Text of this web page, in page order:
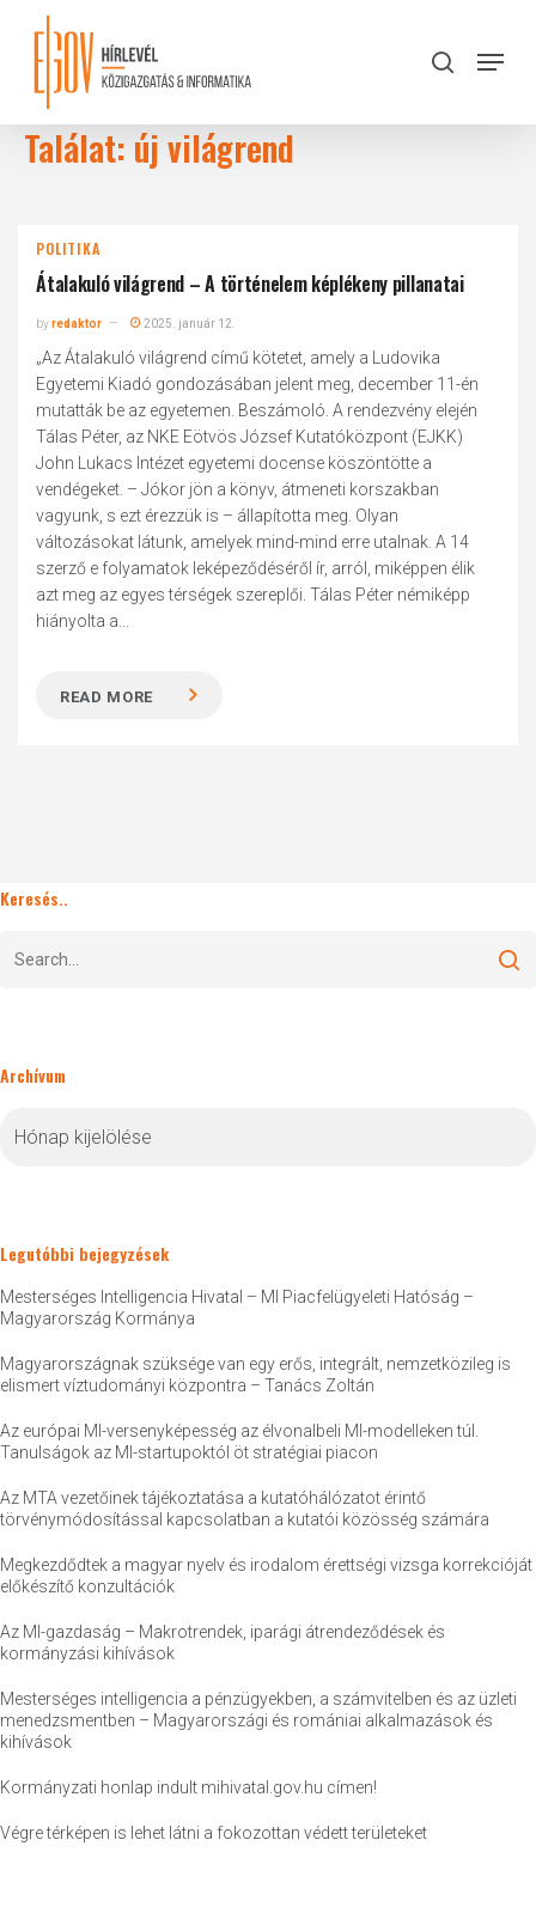
content
search
Menu
Találat: új világrend
POLITIKA
Átalakuló világrend – A történelem képlékeny pillanatai
byredaktor 2025. január 12.
„Az Átalakuló világrend című kötetet, amely a Ludovika
Egyetemi Kiadó gondozásában jelent meg, december 11-én
mutatták be az egyetemen. Beszámoló. A rendezvény elején
Tálas Péter, az NKE Eötvös József Kutatóközpont (EJKK)
John Lukacs Intézet egyetemi docense köszöntötte a
vendégeket. – Jókor jön a könyv, átmeneti korszakban
vagyunk, s ezt érezzük is – állapította meg. Olyan
változásokat látunk, amelyek mind-mind erre utalnak. A 14
szerző e folyamatok leképeződéséről ír, arról, miképpen élik
azt meg az egyes térségek szereplői. Tálas Péter némiképp
hiányolta a...
READ MORE
Keresés..
Archívum
Legutóbbi bejegyzések
Mesterséges Intelligencia Hivatal – MI Piacfelügyeleti Hatóság –
Magyarország Kormánya
Magyarországnak szüksége van egy erős, integrált, nemzetközileg is
elismert víztudományi központra – Tanács Zoltán
Az európai MI-versenyképesség az élvonalbeli MI-modelleken túl.
Tanulságok az MI-startupoktól öt stratégiai piacon
Az MTA vezetőinek tájékoztatása a kutatóhálózatot érintő
törvénymódosítással kapcsolatban a kutatói közösség számára
Megkezdődtek a magyar nyelv és irodalom érettségi vizsga korrekcióját
előkészítő konzultációk
Az MI-gazdaság – Makrotrendek, iparági átrendeződések és
kormányzási kihívások
Mesterséges intelligencia a pénzügyekben, a számvitelben és az üzleti
menedzsmentben – Magyarországi és romániai alkalmazások és
kihívások
Kormányzati honlap indult mihivatal.gov.hu címen!
Végre térképen is lehet látni a fokozottan védett területeket
Close